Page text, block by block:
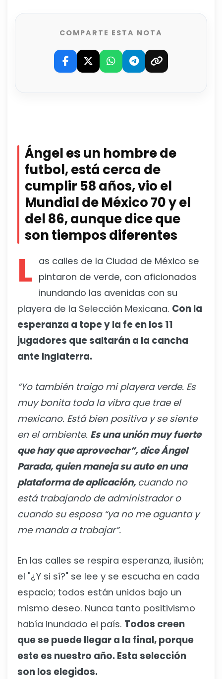
COMPARTE ESTA NOTA
Ángel es un hombre de
futbol, está cerca de
cumplir 58 años, vio el
Mundial de México 70 y el
del 86, aunque dice que
son tiempos diferentes
L as calles de la Ciudad de México se
pintaron de verde, con aficionados
inundando las avenidas con su
playera de la Selección Mexicana. Con la
esperanza a tope y la fe en los 11
jugadores que saltarán a la cancha
ante Inglaterra.
“Yo también traigo mi playera verde. Es
muy bonita toda la vibra que trae el
mexicano. Está bien positiva y se siente
en el ambiente. Es una unión muy fuerte
que hay que aprovechar”, dice Ángel
Parada, quien maneja su auto en una
plataforma de aplicación, cuando no
está trabajando de administrador o
cuando su esposa “ya no me aguanta y
me manda a trabajar”.
En las calles se respira esperanza, ilusión;
el "¿Y si sí?" se lee y se escucha en cada
espacio; todos están unidos bajo un
mismo deseo. Nunca tanto positivismo
había inundado el país. Todos creen
que se puede llegar a la final, porque
este es nuestro año. Esta selección
son los elegidos.